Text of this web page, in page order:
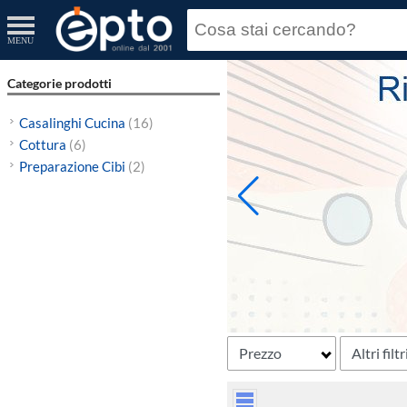
MENU
Categorie prodotti
Casalinghi Cucina (16)
Cottura (6)
Preparazione Cibi (2)
Prezzo Altri